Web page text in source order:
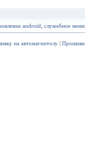
android служебное меню
на автомагнитолу|